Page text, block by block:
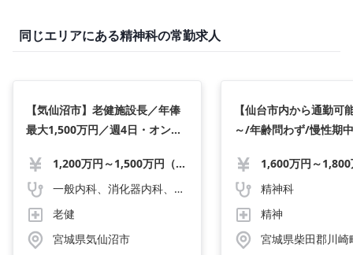
同じエリアにある精神科の常勤求人
【気仙沼市】老健施設長／年俸
最大1,500万円／週4日・オンコ
1,200万円～1,500万円（応相談）
一般内科、消化器内科、循環器内科、呼吸器内科、血液内科、心療内科、脳神経内科、内分泌内科、老人内科、一般外科、消化器外科、心臓外科、呼吸器外科、脳神経外科、整形外科、形成外科、リハビリテーション科、小児科、産婦人科、婦人科、精神科、眼科、耳鼻咽喉科、皮膚科、泌尿器科、放射線科、人工透析、麻酔科、美容外科、人間ドック・検診、その他
老健
宮城県気仙沼市
【仙台市内から通勤可
～/年齢問わず/慢性期
シブルに交渉可能
精神科
精神
宮城県柴田郡川崎